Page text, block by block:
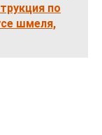
по
шмеля,